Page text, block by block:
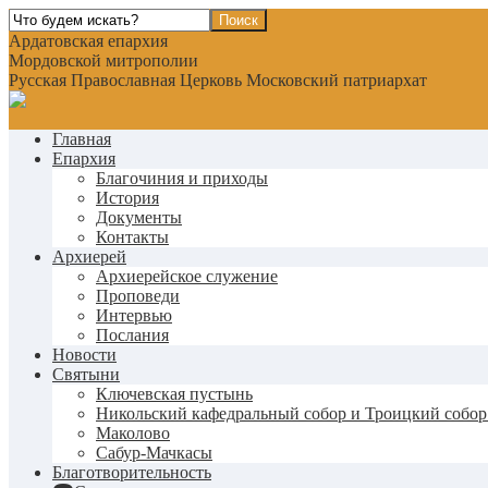
Ардатовская епархия
Мордовской митрополии
Русская Православная Церковь Московский патриархат
Главная
Епархия
Благочиния и приходы
История
Документы
Контакты
Архиерей
Архиерейское служение
Проповеди
Интервью
Послания
Новости
Святыни
Ключевская пустынь
Никольский кафедральный собор и Троицкий собор
Маколово
Сабур-Мачкасы
Благотворительность